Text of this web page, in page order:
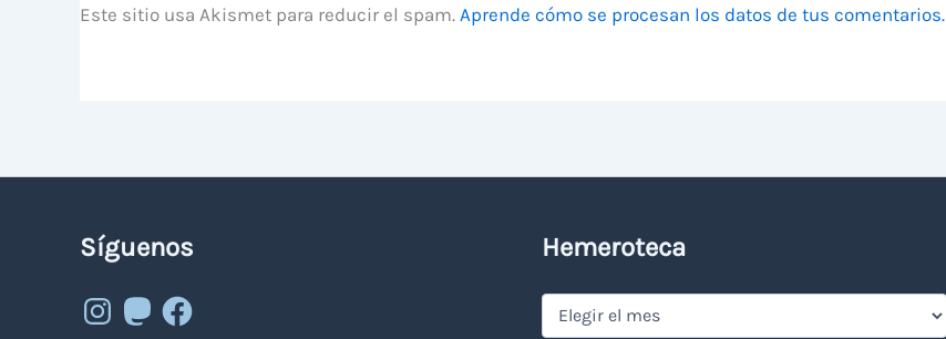
Este sitio usa Akismet para reducir el spam. Aprende cómo se procesan los datos de tus comentarios.
Síguenos
Instagram
MastodonFacebook
Hemeroteca
Hemeroteca